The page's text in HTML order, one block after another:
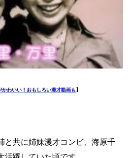
かわいい！おもしろい漫才動画も】
と共に姉妹漫才コンビ、海原千